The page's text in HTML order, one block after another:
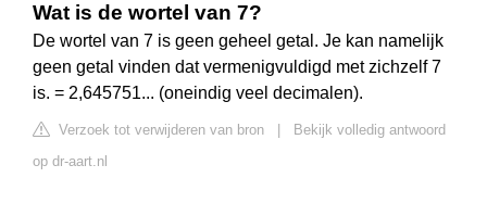
Wat is de wortel van 7?
De wortel van 7 is geen geheel getal. Je kan namelijk
geen getal vinden dat vermenigvuldigd met zichzelf 7
is. = 2,645751... (oneindig veel decimalen).
Verzoek tot verwijderen van bron
Bekijk volledig antwoord
op dr-aart.nl